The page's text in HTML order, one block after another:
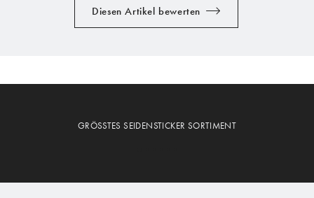
Diesen Artikel bewerten
GRÖSSTES SEIDENSTICKER SORTIMENT